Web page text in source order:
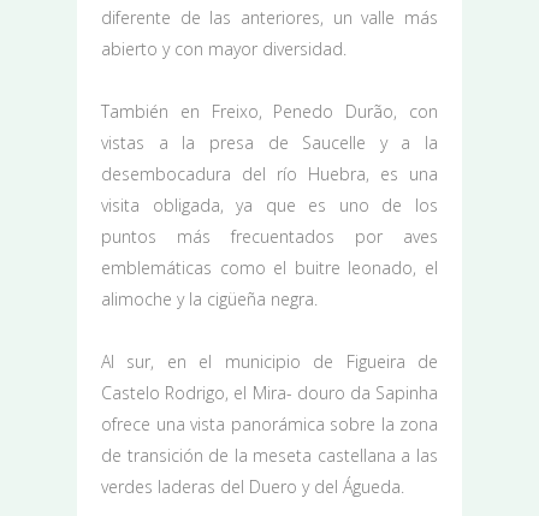
diferente de las anteriores, un valle más
abierto y con mayor diversidad.
También en Freixo, Penedo Durão, con
vistas a la presa de Saucelle y a la
desembocadura del río Huebra, es una
visita obligada, ya que es uno de los
puntos más frecuentados por aves
emblemáticas como el buitre leonado, el
alimoche y la cigüeña negra.
Al sur, en el municipio de Figueira de
Castelo Rodrigo, el Mira- douro da Sapinha
ofrece una vista panorámica sobre la zona
de transición de la meseta castellana a las
verdes laderas del Duero y del Águeda.